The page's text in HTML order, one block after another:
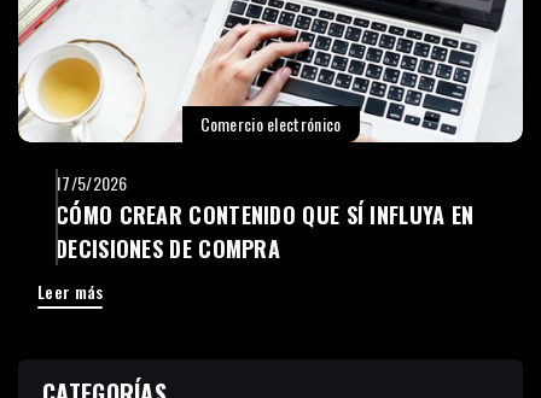
Comercio electrónico
17/5/2026
CÓMO CREAR CONTENIDO QUE SÍ INFLUYA EN
DECISIONES DE COMPRA
Leer más